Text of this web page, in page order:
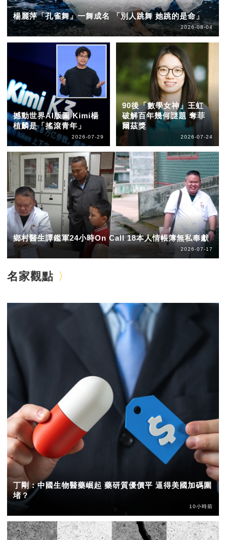
楊麗萍「孔雀舞」一舞成名 「別人跳舞 她跳的是命」
2026-08-04
撼動世界AI版圖 Kimi楊
植麟是「搖滾青年」
2026-07-29
90後「數學女神」王虹
破解百年幾何謎題 奪菲
爾茲獎
2026-07-24
鄉村醫生譚鑑軍24小時On Call 18本人情帳簿無私奉獻
2026-07-17
名家觀點
丁剛：中國生物醫藥崛起 藥研質優價平 逼得美國加碼圍
堵？
10小時前